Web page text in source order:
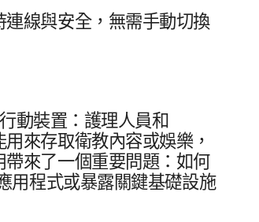
線​與​安全，​無需​手動切換
動​裝置：​護理​人員​和​
來​存取​衛教​內容​或​娛樂，​
來​了​一​個​重要​問題：​如何​
用​程式​或​暴露​關鍵​基礎​設施​